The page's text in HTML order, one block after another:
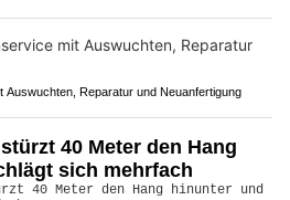
Auswuchten, Reparatur und Neuanfertigung
40 Meter den Hang
sich mehrfach